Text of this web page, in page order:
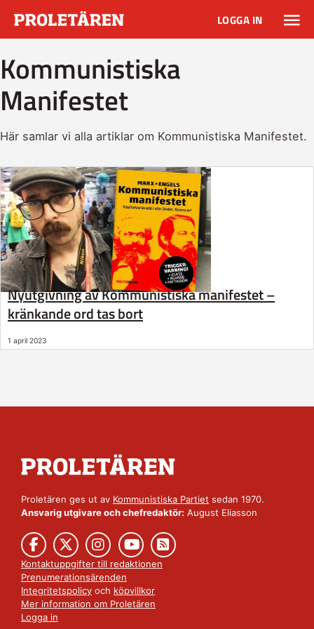
LOGGA IN
Kommunistiska
Manifestet
Här samlar vi alla artiklar om Kommunistiska Manifestet.
Nyutgivning av Kommunistiska manifestet –
kränkande ord tas bort
1 april 2023
Proletären ges ut av Kommunistiska Partiet sedan 1970.
Ansvarig utgivare och chefredaktör: August Eliasson
Kontaktuppgifter till redaktionen
Prenumerationsärenden
Integritetspolicy och köpvillkor
Mer information om Proletären
Logga in